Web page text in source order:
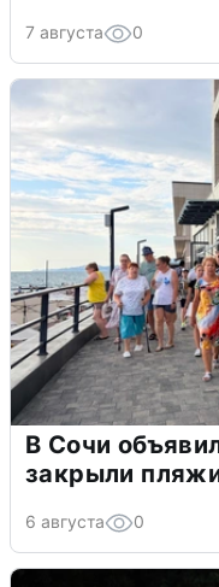
7 августа 0
В Сочи
закрыли
6 августа 0